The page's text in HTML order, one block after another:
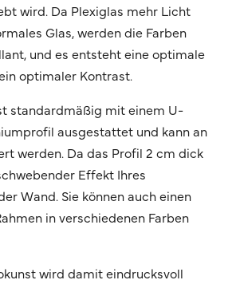
wird. Da Plexiglas mehr Licht
Glas, werden die Farben
und es entsteht eine optimale
optimaler Kontrast.
standardmäßig mit einem U-
ausgestattet und kann an
werden. Da das Profil 2 cm dick
Effekt Ihres
Wand. Sie können auch einen
in verschiedenen Farben
wird damit eindrucksvoll